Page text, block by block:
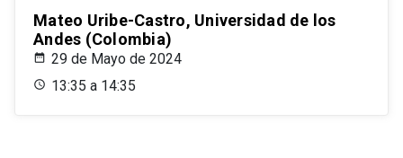
Mateo Uribe-Castro, Universidad de los
Andes (Colombia)
29 de Mayo de 2024
13:35 a 14:35